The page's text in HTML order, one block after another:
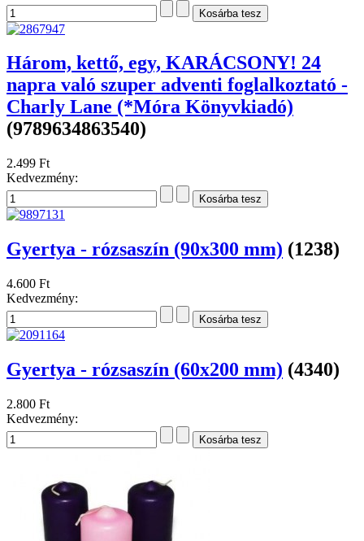
Három, kettő, egy, KARÁCSONY! 24
napra való szuper adventi foglalkoztató -
Charly Lane (*Móra Könyvkiadó)
(9789634863540)
2.499 Ft
Kedvezmény:
Gyertya - rózsaszín (90x300 mm) (1238)
4.600 Ft
Kedvezmény:
Gyertya - rózsaszín (60x200 mm) (4340)
2.800 Ft
Kedvezmény: